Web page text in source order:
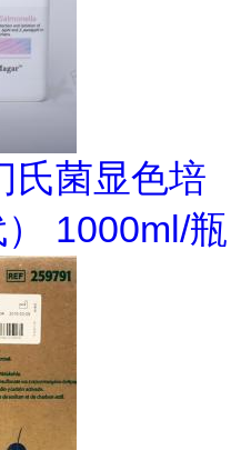
氏菌显色培
1000ml/瓶